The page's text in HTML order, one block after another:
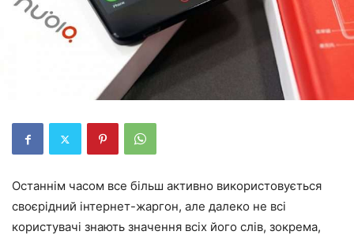
Останнім часом все більш активно використовується
своєрідний інтернет-жаргон, але далеко не всі
користувачі знають значення всіх його слів, зокрема,